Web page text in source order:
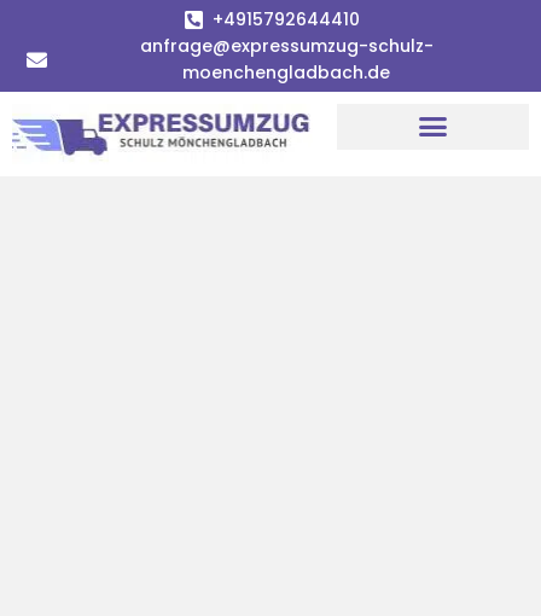
+4915792644410
anfrage@expressumzug-schulz-
moenchengladbach.de